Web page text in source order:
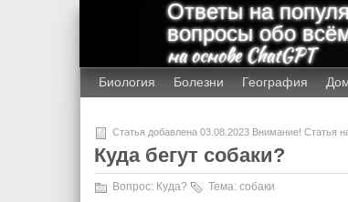
Ответы на
вопросы обо
на основе ChatGPT
Биология Болезни География
Статья добавлена 03.08.2023 Внимание! Статья
Куда бегут собаки?
Вопрос: Куда? Тема: собаки